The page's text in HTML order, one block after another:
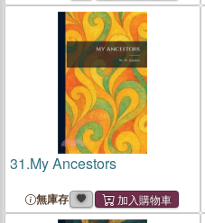
31.My Ancestors
無庫存